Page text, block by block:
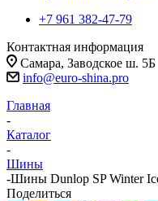
+7 961 382-47-79
Контактная информация
Самара, Заводское ш. 5Б
info@euro-shina.pro
Главная
-
Каталог
-
Шины
-Шины Dunlop SP Winter
Поделиться